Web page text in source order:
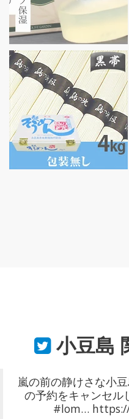
小豆島
嵐の前の静けさな小
の予約をキャンセ
#lom… https://